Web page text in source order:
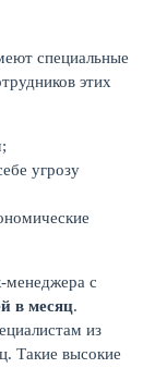
специальные
этих
угрозу
менеджера с
в месяц.
из
Такие высокие